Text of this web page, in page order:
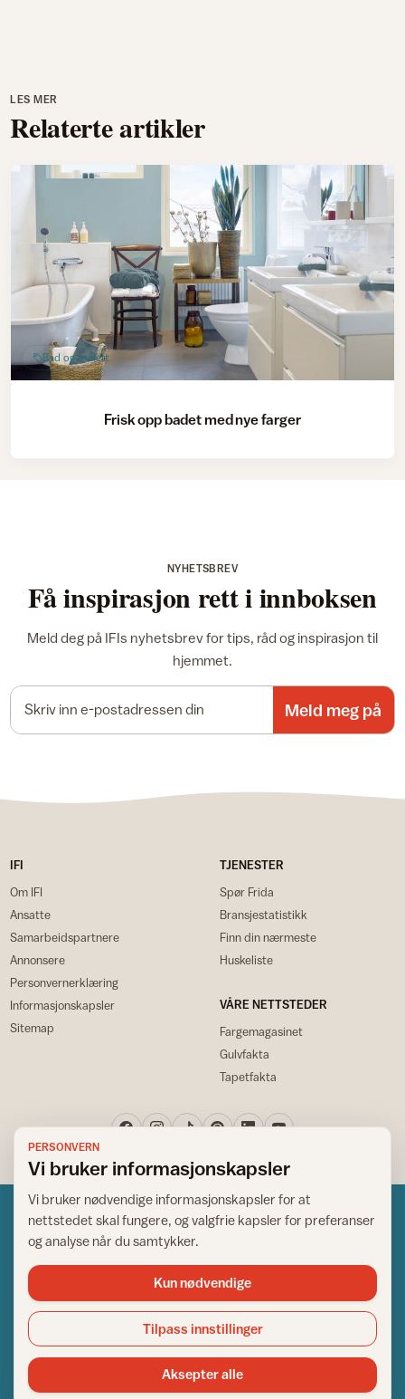
LES MER
Relaterte artikler
Bad og toalett
Frisk opp badet med nye farger
NYHETSBREV
Få inspirasjon rett i innboksen
Meld deg på IFIs nyhetsbrev for tips, råd og inspirasjon til
hjemmet.
Meld meg på
IFI
Om IFI
Ansatte
Samarbeidspartnere
Annonsere
Personvernerklæring
Informasjonskapsler
Sitemap
TJENESTER
Spør Frida
Bransjestatistikk
Finn din nærmeste
Huskeliste
VÅRE NETTSTEDER
Fargemagasinet
Gulvfakta
Tapetfakta
Norsk råd for hjem og bygg
Copyright © 1995-2026. All Rights Reserved.
Ansvarlig redaktør: Helge Bod Vangen
Utgiver: IFI - Norsk råd for hjem og bygg
PERSONVERN
Vi bruker informasjonskapsler
Vi bruker nødvendige informasjonskapsler for at
nettstedet skal fungere, og valgfrie kapsler for preferanser
og analyse når du samtykker.
Kun nødvendige
Tilpass innstillinger
Aksepter alle